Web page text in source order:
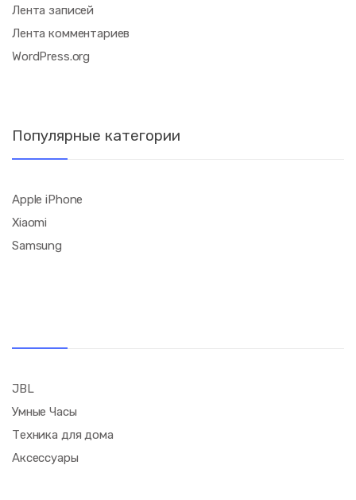
Лента записей
Лента комментариев
WordPress.org
Популярные категории
Apple iPhone
Xiaomi
Samsung
JBL
Умные Часы
Техника для дома
Аксессуары